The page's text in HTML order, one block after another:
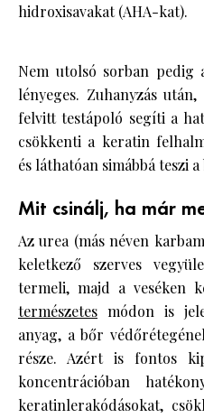
hidroxisavakat (AHA-kat).
Nem utolsó sorban pedig
lényeges. Zuhanyzás
felvitt testápoló segíti a
csökkenti a keratin
és láthatóan simábbá teszi
Mit csinálj, ha már
Az urea (más néven
keletkező szerves
termeli, majd a veséken
természetes módon is
anyag, a bőr
része. Azért is fontos
koncentrációban
keratinlerakódásokat,